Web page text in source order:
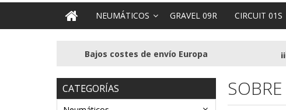
NEUMÁTICOS GRAVEL 09R CIRCUIT 01S
Bajos costes de envío Europa
CATEGORÍAS